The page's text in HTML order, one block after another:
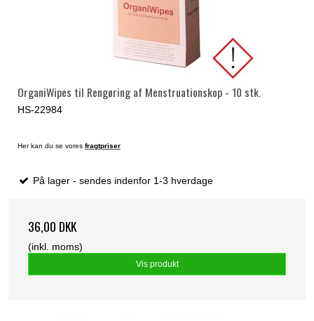
OrganiWipes til Rengøring af Menstruationskop - 10 stk.
HS-22984
Her kan du se vores fragtpriser
På lager - sendes indenfor 1-3 hverdage
36,00 DKK
(inkl. moms)
Vis produkt